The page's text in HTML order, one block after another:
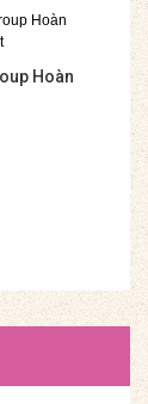
Hoàn